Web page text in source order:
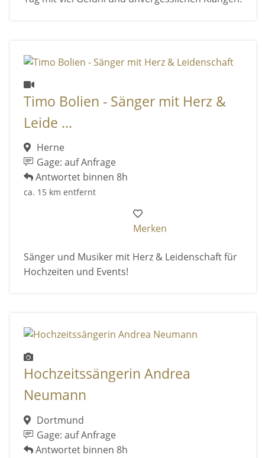
Timo Bolien - Sänger mit Herz &
Leide ...
Herne
Gage: auf Anfrage
Antwortet binnen 8h
ca. 15 km entfernt
Merken
Sänger und Musiker mit Herz & Leidenschaft für
Hochzeiten und Events!
Hochzeitssängerin Andrea
Neumann
Dortmund
Gage: auf Anfrage
Antwortet binnen 8h